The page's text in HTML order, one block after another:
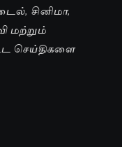
சினிமா,
மற்றும்
செய்திகளை